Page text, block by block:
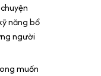
năng bổ
người
muốn